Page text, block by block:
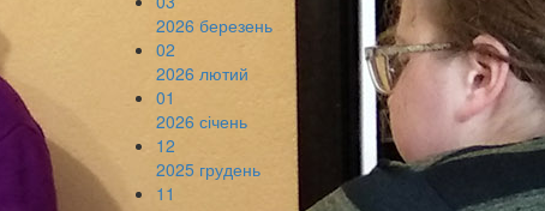
2026 березень
02
2026 лютий
01
2026 січень
12
2025 грудень
11